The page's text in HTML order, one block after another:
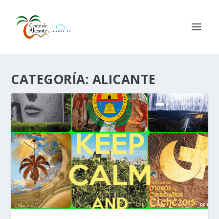
CATEGORÍA: ALICANTE